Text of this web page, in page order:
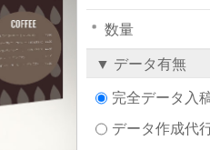
数量
▼ データ有無
完全データ入
データ作成代